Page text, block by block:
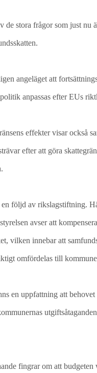
stora frågor som just nu
angeläget att
anpassas efter EUs
effekter visar också
efter att göra
en följd av rikslagstiftning.
avser att
vilken innebar att
omfördelas till
en uppfattning att
fingrar om att budgeten